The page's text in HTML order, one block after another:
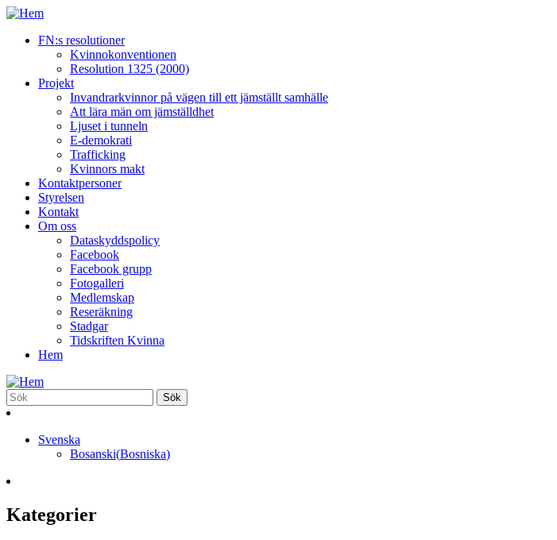
FN:s resolutioner
Kvinnokonventionen
Resolution 1325 (2000)
Projekt
Invandrarkvinnor på vägen till ett jämställt samhälle
Att lära män om jämställdhet
Ljuset i tunneln
E-demokrati
Trafficking
Kvinnors makt
Kontaktpersoner
Styrelsen
Kontakt
Om oss
Dataskyddspolicy
Facebook
Facebook grupp
Fotogalleri
Medlemskap
Reseräkning
Stadgar
Tidskriften Kvinna
Hem
Svenska
Bosanski(Bosniska)
Kategorier